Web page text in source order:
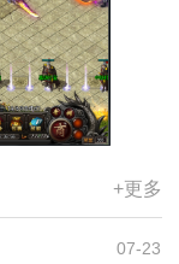
+更多
07-23